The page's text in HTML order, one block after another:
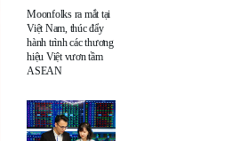
Moonfolks ra mắt tại
Việt Nam, thúc đẩy
hành trình các thương
hiệu Việt vươn tầm
ASEAN